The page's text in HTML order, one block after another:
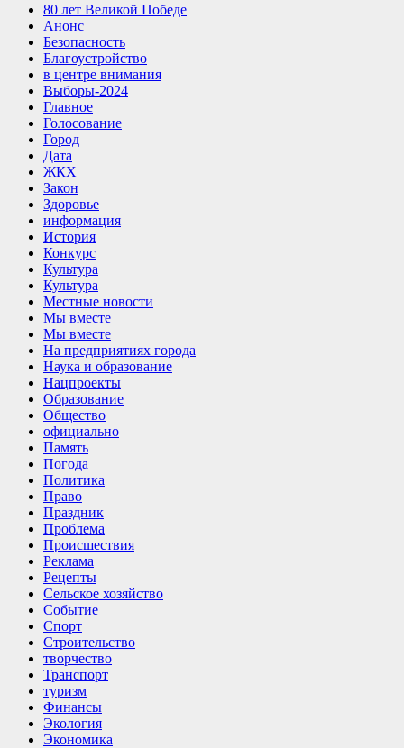
80 лет Великой Победе
Анонс
Безопасность
Благоустройство
в центре внимания
Выборы-2024
Главное
Голосование
Город
Дата
ЖКХ
Закон
Здоровье
информация
История
Конкурс
Культура
Культура
Местные новости
Мы вместе
Мы вместе
На предприятиях города
Наука и образование
Нацпроекты
Образование
Общество
официально
Память
Погода
Политика
Право
Праздник
Проблема
Происшествия
Реклама
Рецепты
Сельское хозяйство
Событие
Спорт
Строительство
творчество
Транспорт
туризм
Финансы
Экология
Экономика